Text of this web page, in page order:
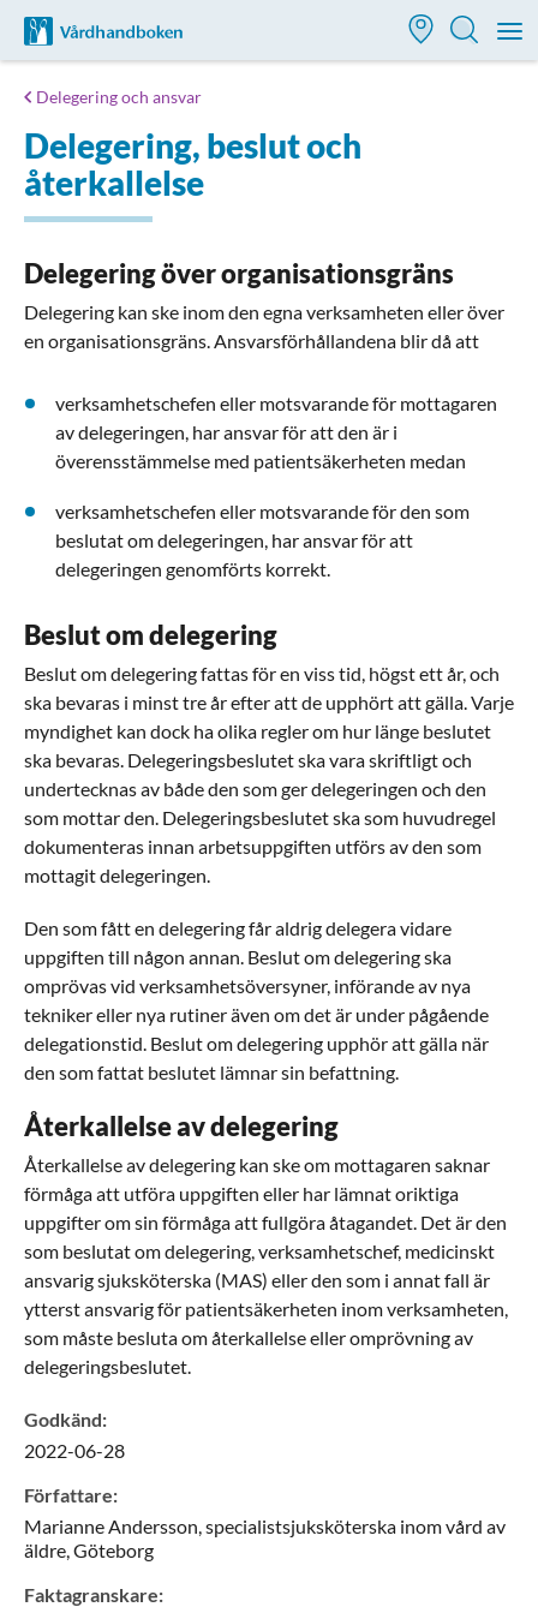
Till startsidan för Vårdhandboken
Delegering och ansvar
Delegering, beslut och
återkallelse
Delegering över organisationsgräns
Delegering kan ske inom den egna verksamheten eller över
en organisationsgräns. Ansvarsförhållandena blir då att
verksamhetschefen eller motsvarande för mottagaren
av delegeringen, har ansvar för att den är i
överensstämmelse med patientsäkerheten medan
verksamhetschefen eller motsvarande för den som
beslutat om delegeringen, har ansvar för att
delegeringen genomförts korrekt.
Beslut om delegering
Beslut om delegering fattas för en viss tid, högst ett år, och
ska bevaras i minst tre år efter att de upphört att gälla. Varje
myndighet kan dock ha olika regler om hur länge beslutet
ska bevaras. Delegeringsbeslutet ska vara skriftligt och
undertecknas av både den som ger delegeringen och den
som mottar den. Delegeringsbeslutet ska som huvudregel
dokumenteras innan arbetsuppgiften utförs av den som
mottagit delegeringen.
Den som fått en delegering får aldrig delegera vidare
uppgiften till någon annan. Beslut om delegering ska
omprövas vid verksamhetsöversyner, införande av nya
tekniker eller nya rutiner även om det är under pågående
delegationstid. Beslut om delegering upphör att gälla när
den som fattat beslutet lämnar sin befattning.
Återkallelse av delegering
Återkallelse av delegering kan ske om mottagaren saknar
förmåga att utföra uppgiften eller har lämnat oriktiga
uppgifter om sin förmåga att fullgöra åtagandet. Det är den
som beslutat om delegering, verksamhetschef, medicinskt
ansvarig sjuksköterska (MAS) eller den som i annat fall är
ytterst ansvarig för patientsäkerheten inom verksamheten,
som måste besluta om återkallelse eller omprövning av
delegeringsbeslutet.
Godkänd:
2022-06-28
Författare:
MarianneAndersson,specialistsjuksköterska inom vård av
äldre,Göteborg
Faktagranskare: